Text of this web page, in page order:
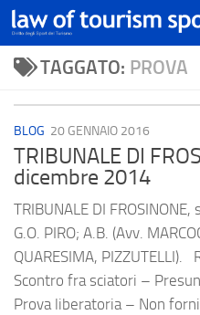
TAGGATO: PROVA
BLOG 20 GENNAIO 2016
TRIBUNALE DI
dicembre 2014
TRIBUNALE DI
G.O. PIRO; A.B. (Avv.
QUARESIMA,
Scontro fra sciatori –
Prova liberatoria – Non